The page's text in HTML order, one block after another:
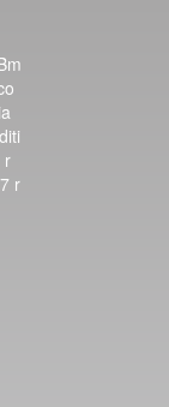
r
r